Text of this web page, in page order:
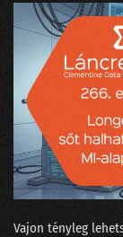
198
Vajon tényleg